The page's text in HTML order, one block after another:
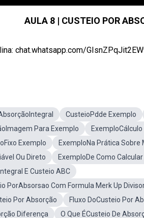
AULA 8 | CUSTEIO POR
chat.whatsapp.com/
CusteioPdde Exemplo
Para Exemplo
Exemplo
ExemploNa Prática Sobre
Ou Direto
ExemploDe Como
E Custeio ABC
PorAbsorsao Com Formula Merk Up
Por Absorção Fluxo DoCusteio Por
Diferença
O Que ÉCusteio De